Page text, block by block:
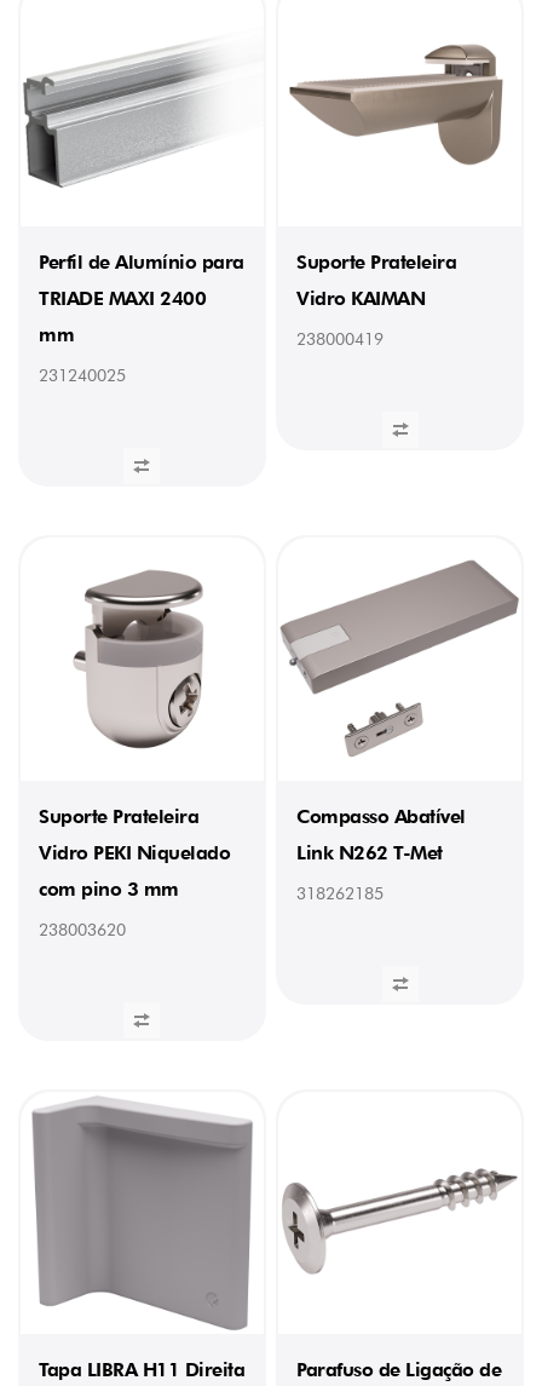
Perfil de Alumínio para
TRIADE MAXI 2400
mm
231240025
Suporte Prateleira
Vidro KAIMAN
238000419
Suporte Prateleira
Vidro PEKI Niquelado
com pino 3 mm
238003620
Compasso Abatível
Link N262 T-Met
318262185
Tapa LIBRA H11 Direita
Parafuso de Ligação de